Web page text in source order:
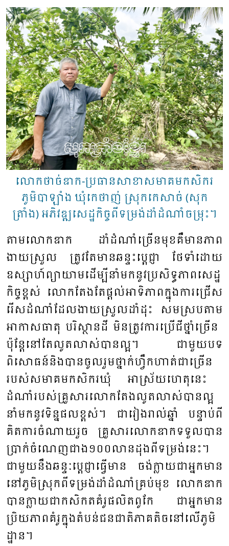
លោកថាច់ឌាក-ប្រធានសាខាសមាគមកសិករ
ភូមិបាឡាំង ឃុំកេថាញ់ ស្រុកកេសាច់ (សុក
ត្រាំង) អភិវឌ្ឍសេដ្ឋកិច្ចពី​ទម្រង់ដាំដំណាំចម្រុះ។
តាម​លោក​ឌាក ​ដាំ​ដំណាំ​ច្រើន​មុខ​គឺមានភាព​
ងាយ​ស្រួល​ ​ត្រូវ​តែ​មាន​ឆន្ទះប្តេជ្ញា​ ​ថែ​ទាំ​​ដោយ​
ឧស្សាហ៍​ព្យា​យាមដើម្បី​នាំ​មក​នូវ​ប្រសិ​ទ្ធភាព​សេដ្ឋ​
កិច្ច​ខ្ពស់​ លោក​តែង​តែ​ផ្តល់​អា​ទិ​ភាព​ក្នុង​ការ​ជ្រើស​
រើសដំណាំ​ដែល​ងាយ​ស្រួល​ដាំ​ដុះ​ សម​ស្រប​តាម​
អា​កាស​ធាតុ​ បរិស្ថាន​ដី ​មិន​ត្រូវ​ការ​ប្រើ​ជី​ថ្នាំ​ច្រើន ​
ប៉ុន្តែនៅ​តែ​លូត​លាស់បាន​ល្អ​។​ ជា​មួយ​បទ​
ពិសោធន៍​​និង​បាន​ចូល​រួម​ថ្នាក់​ហ្វឹក​ហាត់​ជា​ច្រើន​
របស់​​សមាគម​កសិករ​ឃុំ​ អា​ស្រ័យ​ហេតុ​នេះ ​
ដំណាំ​របស់​គ្រួ​សារ​លោក​តែង​​​លូត​លាស់​បាន​ល្អ​
នាំ​មក​នូវ​ទិន្ន​ផល​ខ្ពស់​។​ ជា​រៀង​រាល់​ឆ្នាំ ​បន្ទាប់​ពី​
គិត​ការ​ចំ​ណាយ​រួច ​គ្រួ​សារ​លោក​ឌាកទទួល​បាន​
ប្រាក់​ចំ​ណេញ​ជាង​១០០​លាន​ដុង​ពី​ទម្រង់​នេះ​។ ​
ជា​មួយ​នឹង​ឆន្ទៈ​ប្តេជ្ញា​ធ្វើ​មាន​ ចង់​ក្លាយ​ជា​អ្នក​មាន​
នៅភូមិស្រុក​​​ពី​ទម្រង់​ដាំ​ដំណាំ​គ្រប់​មុខ ​លោក​ឌាក​
បាន​ក្លាយ​ជាកសិកត​គំ​រូផលិត​ពូកែ ​​ជា​អ្នក​មាន​
ប្រិយ​ភាព​គំរូ​ក្នុង​តំ​បន់​ជន​ជាតិ​ភាគ​តិ​ច​នៅ​លើ​ភូមិ​
ដ្ឋាន។